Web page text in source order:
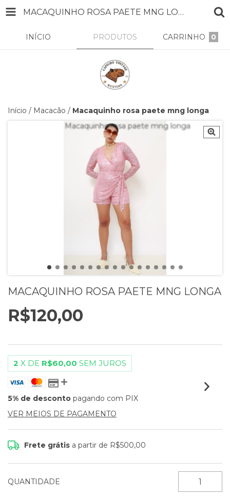
MACAQUINHO ROSA PAETE MNG LONGA
INÍCIO PRODUTOS CARRINHO 0
Início / Macacão / Macaquinho rosa paete mng longa
MACAQUINHO ROSA PAETE MNG LONGA
R$120,00
2 X DE R$60,00 SEM JUROS
5% de desconto pagando com PIX
VER MEIOS DE PAGAMENTO
Frete grátis a partir de R$500,00
QUANTIDADE